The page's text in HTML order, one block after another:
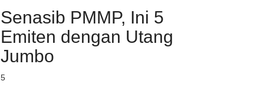
Senasib PMMP, Ini 5
Emiten dengan Utang
Jumbo
5